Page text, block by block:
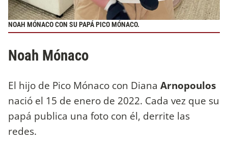
NOAH MÓNACO CON SU PAPÁ PICO MÓNACO.
Noah Mónaco
El hijo de Pico Mónaco con Diana Arnopoulos
nació el 15 de enero de 2022. Cada vez que su
papá publica una foto con él, derrite las
redes.